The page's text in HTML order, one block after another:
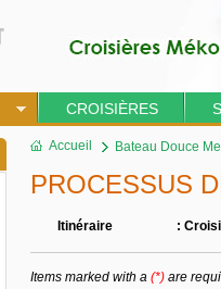
CROISIÈRES
Accueil Bateau Douce
PROCESSUS
Itinéraire :
Items marked with a (*) are